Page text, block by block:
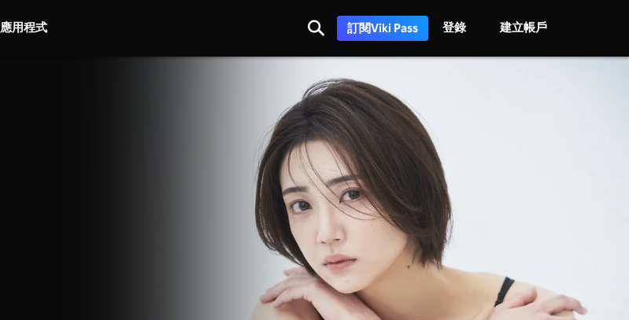
應用程式 訂閱Viki Pass 登錄 建立帳戶